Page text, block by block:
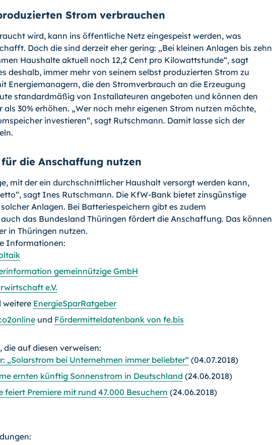
Strom verbrauchen
wird, kann ins öffentliche Netz eingespeist werden, was
Doch die sind derzeit eher gering: „Bei kleinen Anlagen bis zehn
Haushalte aktuell noch 12,2 Cent pro Kilowattstunde“, sagt
deshalb, immer mehr von seinem selbst produzierten Strom zu
Energiemanagern, die den Stromverbrauch an die Erzeugung
standardmäßig von Installateuren angeboten und können den
30% erhöhen. „Wer noch mehr eigenen Strom nutzen möchte,
investieren“, sagt Rutschmann. Damit lasse sich der
die Anschaffung nutzen
mit der ein durchschnittlicher Haushalt versorgt werden kann,
sagt Ines Rutschmann. Die KfW-Bank bietet zinsgünstige
Anlagen. Bei Batteriespeichern gibt es zudem
das Bundesland Thüringen fördert die Anschaffung. Das können
in Thüringen nutzen.
Informationen:
gemeinnützige GmbH
e.V.
weitere EnergieSparRatgeber
und Fördermitteldatenbank von fe.bis
auf diesen verweisen:
„Solarstrom bei Unternehmen immer beliebter“ (04.07.2018)
ernten künftig Sonnenstrom in Deutschland (24.06.2018)
feiert Premiere mit rund 47.000 Besuchern (24.06.2018)